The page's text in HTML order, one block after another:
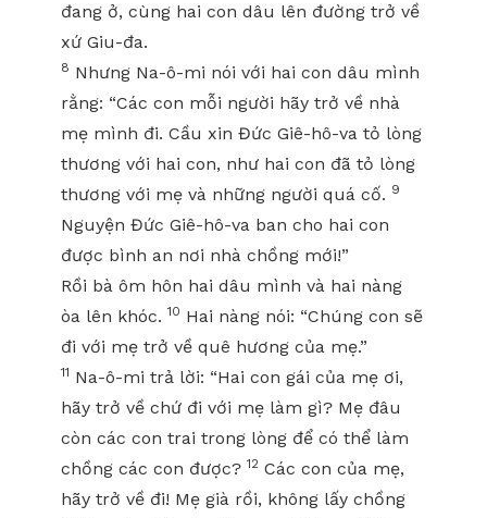
đang ở, cùng hai con dâu lên đường trở về
xứ Giu-đa.
8 Nhưng Na-ô-mi nói với hai con dâu mình
rằng: “Các con mỗi người hãy trở về nhà
mẹ mình đi. Cầu xin Đức Giê-hô-va tỏ lòng
thương với hai con, như hai con đã tỏ lòng
thương với mẹ và những người quá cố. 9
Nguyện Đức Giê-hô-va ban cho hai con
được bình an nơi nhà chồng mới!”
Rồi bà ôm hôn hai dâu mình và hai nàng
òa lên khóc.10 Hai nàng nói: “Chúng con sẽ
đi với mẹ trở về quê hương của mẹ.”
11 Na-ô-mi trả lời: “Hai con gái của mẹ ơi,
hãy trở về chứ đi với mẹ làm gì? Mẹ đâu
còn các con trai trong lòng để có thể làm
chồng các con được?12 Các con của mẹ,
hãy trở về đi! Mẹ già rồi, không lấy chồng